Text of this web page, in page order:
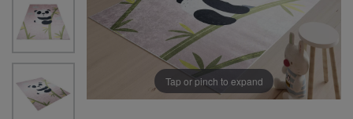
Tap or pinch to expand